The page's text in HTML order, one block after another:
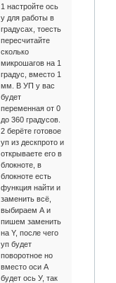
1 настройте ось
у для работы в
градусах, тоесть
пересчитайте
сколько
микрошагов на 1
градус, вместо 1
мм. В УП у вас
будет
переменная от 0
до 360 градусов.
2 берёте готовое
уп из дескпрото и
открываете его в
блокноте, в
блокноте есть
функция найти и
заменить всё,
выбираем А и
пишем заменить
на Y, после чего
уп будет
поворотное но
вместо оси А
будет ось У, так